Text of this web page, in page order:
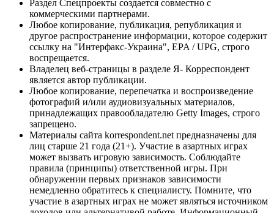
Раздел Спецпроекты создается совместно с
коммерческими партнерами.
Любое копирование, публикация, републикация и
другое распространение информации, которое содержит
ссылку на "Интерфакс-Украина", EPA / UPG, строго
воспрещается.
Владелец веб-страницы в разделе Я- Корреспондент
является автор публикации.
Любое копирование, перепечатка и воспроизведение
фотографий и/или аудиовизуальных материалов,
принадлежащих правообладателю Getty Images, строго
запрещено.
Материалы сайта korrespondent.net предназначены для
лиц старше 21 года (21+). Участие в азартных играх
может вызвать игровую зависимость. Соблюдайте
правила (принципы) ответственной игры. При
обнаружении первых признаков зависимости
немедленно обратитесь к специалисту. Помните, что
участие в азартных играх не может являться источником